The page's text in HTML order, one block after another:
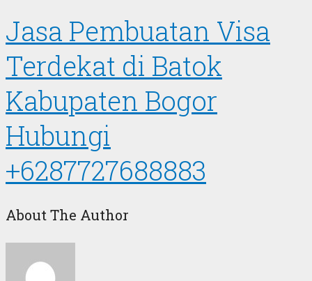
Jasa Pembuatan Visa
Terdekat di Batok
Kabupaten Bogor
Hubungi
+6287727688883
About The Author